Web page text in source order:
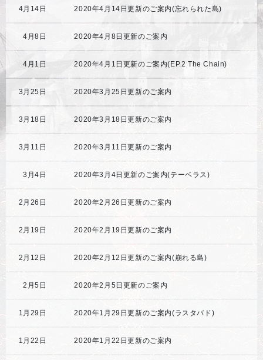
4月14日 2020年4月14日更新のご案内(忘れられた島)
4月8日 2020年4月8日更新のご案内
4月1日 2020年4月1日更新のご案内(EP.2 The Chain)
3月25日 2020年3月25日更新のご案内
3月18日 2020年3月18日更新のご案内
3月11日 2020年3月11日更新のご案内
3月4日 2020年3月4日更新のご案内(テーベラス)
2月26日 2020年2月26日更新のご案内
2月19日 2020年2月19日更新のご案内
2月12日 2020年2月12日更新のご案内(崩れる島)
2月5日 2020年2月5日更新のご案内
1月29日 2020年1月29日更新のご案内(ラスタバド)
1月22日 2020年1月22日更新のご案内